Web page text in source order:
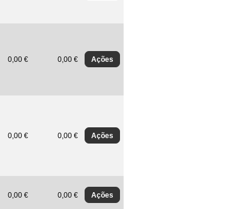
0,00 € 0,00 € Ações
0,00 € 0,00 € Ações
0,00 € 0,00 € Ações